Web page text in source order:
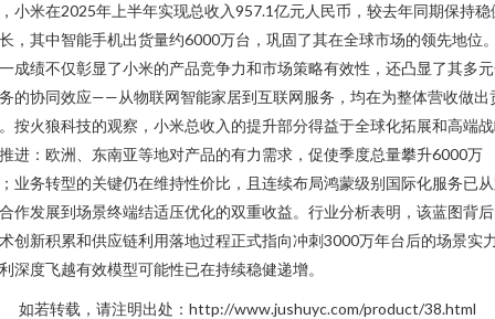
小米在2025年上半年实现总收入957.1亿元人民币，较去年同期保持稳
，其中智能手机出货量约6000万台，巩固了其在全球市场的领先地位
成绩不仅彰显了小米的产品竞争力和市场策略有效性，还凸显了其多
的协同效应——从物联网智能家居到互联网服务，均在为整体营收做出
按火狼科技的观察，小米总收入的提升部分得益于全球化拓展和高端
进：欧洲、东南亚等地对产品的有力需求，促使季度总量攀升6000万
业务转型的关键仍在维持性价比，且连续布局鸿蒙级别国际化服务已
作发展到场景终端结适压优化的双重收益。行业分析表明，该蓝图背
创新积累和供应链利用落地过程正式指向冲刺3000万年台后的场景实
深度飞越有效模型可能性已在持续稳健递增。
如若转载，请注明出处：http://www.jushuyc.com/product/38.html